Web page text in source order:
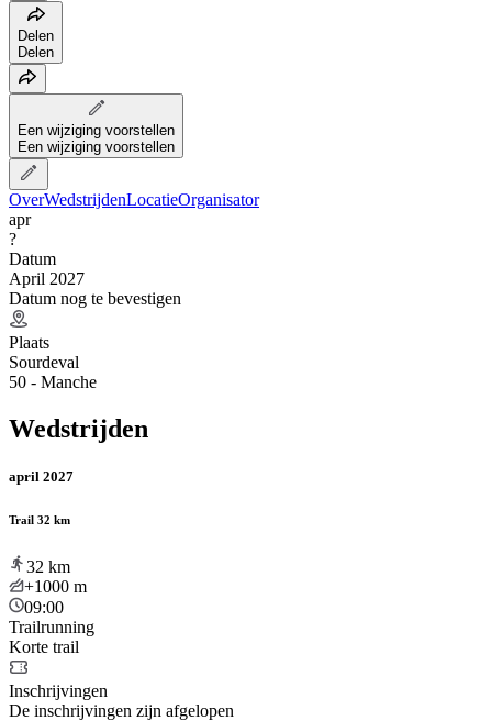
Delen
Delen
Een wijziging voorstellen
Een wijziging voorstellen
OverWedstrijdenLocatieOrganisator
apr
?
Datum
April 2027
Datum nog te bevestigen
Plaats
Sourdeval
50 - Manche
Wedstrijden
april 2027
Trail 32 km
32 km
+1000 m
09:00
Trailrunning
Korte trail
Inschrijvingen
De inschrijvingen zijn afgelopen